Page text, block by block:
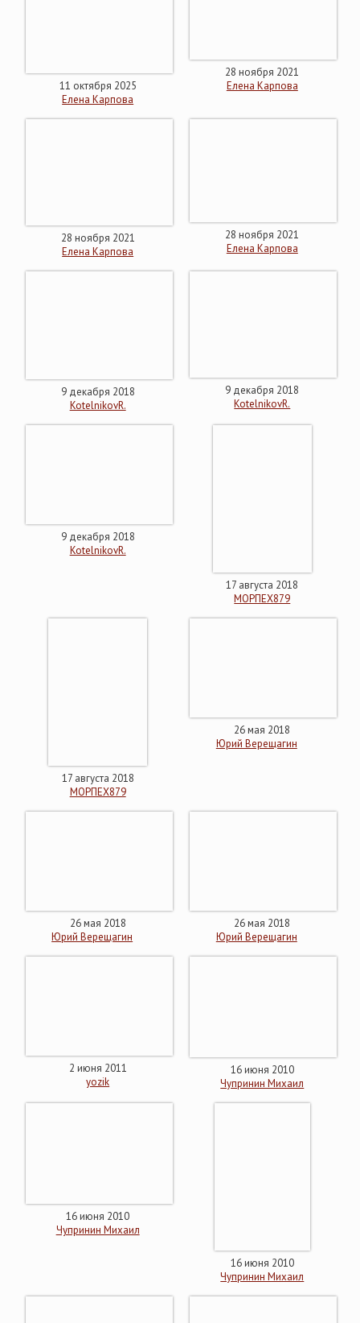
11 октября 2025
Елена Карпова
28 ноября 2021
Елена Карпова
28 ноября 2021
Елена Карпова
28 ноября 2021
Елена Карпова
9 декабря 2018
KotelnikovR.
9 декабря 2018
KotelnikovR.
9 декабря 2018
KotelnikovR.
17 августа 2018
МОРПЕХ879
17 августа 2018
МОРПЕХ879
26 мая 2018
Юрий Верещагин
26 мая 2018
Юрий Верещагин
26 мая 2018
Юрий Верещагин
2 июня 2011
yozik
16 июня 2010
Чупринин Михаил
16 июня 2010
Чупринин Михаил
16 июня 2010
Чупринин Михаил